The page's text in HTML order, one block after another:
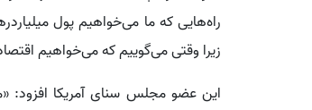
راه‌هایی که ما می‌خواهیم پول
زیرا وقتی می‌گوییم که می‌خواهیم